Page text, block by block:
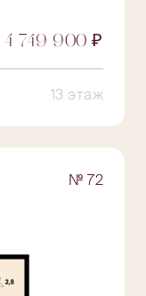
4 749 900 ₽
13 этаж
№ 72